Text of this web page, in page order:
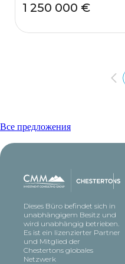
1 250 000 €
Все предложения
Dieses Büro befindet sich in
unabhängigem Besitz und
wird unabhängig betrieben.
Es ist ein lizenzierter Partner
und Mitglied der
Chestertons globales
Netzwerk